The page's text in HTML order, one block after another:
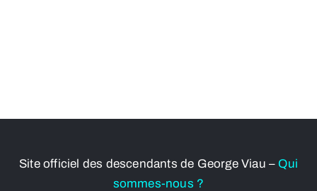
Site officiel des descendants de George Viau – Qui
sommes-nous ?